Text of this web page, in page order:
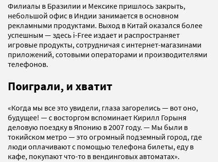
Филиалы в Бразилии и Мексике пришлось закрыть,
небольшой офис в Индии занимается в основном
рекламными продуктами. Выход в Китай оказался более
успешным — здесь i-Free издает и распространяет
игровые продукты, сотрудничая с интернет-магазинами
приложений, сотовыми операторами и производителями
телефонов.
Поиграли, и хватит
«Когда мы все это увидели, глаза загорелись — вот оно,
будущее! — с восторгом вспоминает Кирилл Горыня
деловую поездку в Японию в 2007 году. — Мы были в
токийском метро — это огромный подземный город, где
люди оплачивают с помощью телефона билеты, еду в
кафе, покупают что-то в вендинговых автоматах».